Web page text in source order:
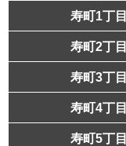
寿町1丁目
寿町2丁目
寿町3丁目
寿町4丁目
寿町5丁目